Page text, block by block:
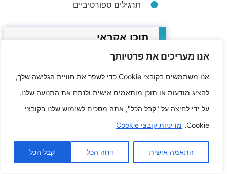
אנו מעריכים את פרטיותך
אנו משתמשים בקובצי Cookie כדי לשפר את חוויית הגלישה שלך,
להציג מודעות או תוכן מותאמים אישית ולנתח את התנועה שלנו.
על ידי לחיצה על "קבל הכל", אתה מסכים לשימוש שלנו בקובצי
Cookie. מדיניות קובצי Cookie
התאמה אישית דחה הכל קבל הכל
תרגילים ספורטיביים
תוכן אקראי
גדול העיניים שאתה פשוט רוצה ל
אתיקה של
לאבקות
וללא אכזריות